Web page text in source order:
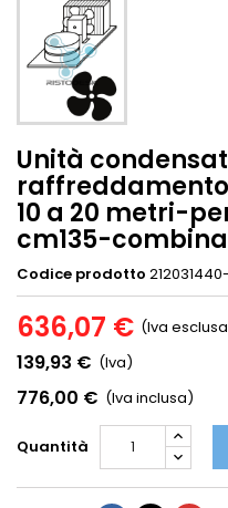
Unità
10 a 20 metri-
cm135-
Codice prodotto
636,07 € (Iva
139,93 € (Iva)
776,00 € (Iva inclusa)
Quantità